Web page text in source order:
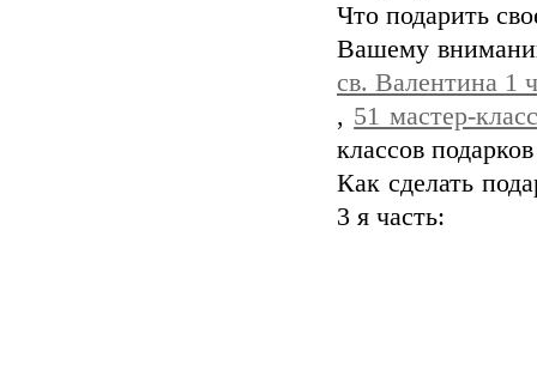
Что подарить
Вашему
св. Валентина 1
, 51 мастер-
классов
Как сделать
3 я часть: